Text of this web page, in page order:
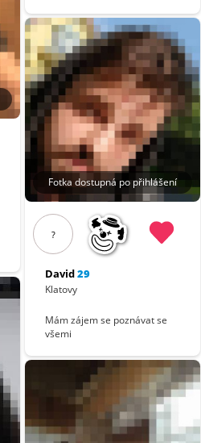
Fotka dostupná po přihlášení
?
David29
Klatovy
Mám zájem se poznávat se
všemi